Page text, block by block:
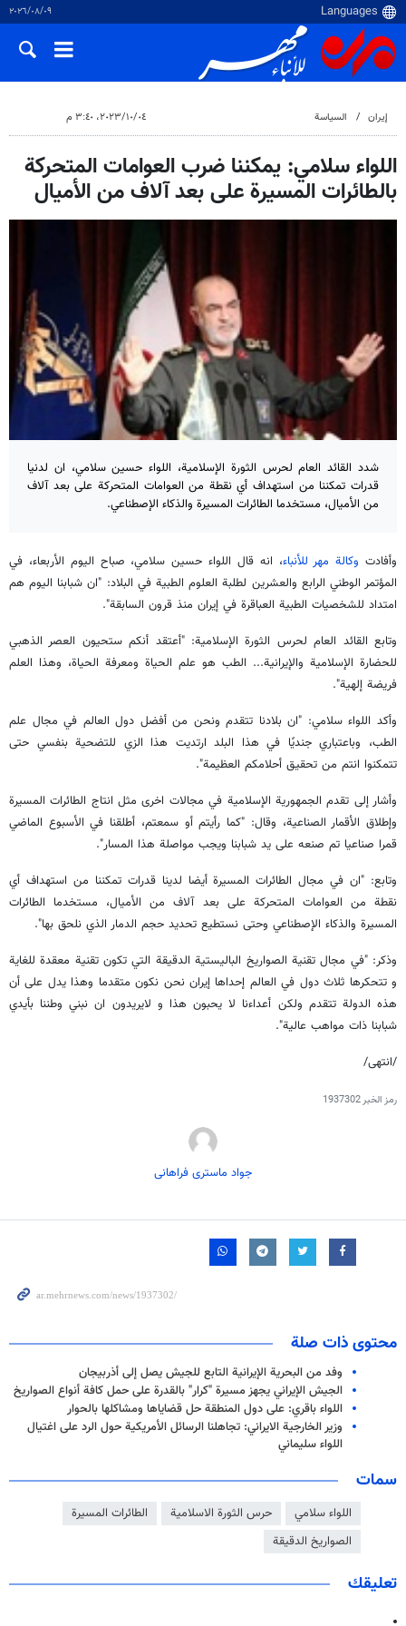
٠٩‏/٠٨‏/٢٠٢٦
إيران السياسة ٠٤‏/١٠‏/٢٠٢٣، ٣:٤٠ م
اللواء سلامي: يمكننا ضرب العوامات المتحركة
بالطائرات المسيرة على بعد آلاف من الأميال
شدد القائد العام لحرس الثورة الإسلامية، اللواء حسين سلامي، ان لدنيا
قدرات تمكننا من استهداف أي نقطة من العوامات المتحركة على بعد آلاف
من الأميال، مستخدما الطائرات المسيرة والذكاء الإصطناعي.
وأفادت وكالة مهر للأنباء، انه قال اللواء حسين سلامي، صباح اليوم الأربعاء، في
المؤتمر الوطني الرابع والعشرين لطلبة العلوم الطبية في البلاد: "ان شبابنا اليوم هم
امتداد للشخصيات الطبية العباقرة في إيران منذ قرون السابقة".
وتابع القائد العام لحرس الثورة الإسلامية: "أعتقد أنكم ستحيون العصر الذهبي
للحضارة الإسلامية والإيرانية... الطب هو علم الحياة ومعرفة الحياة، وهذا العلم
فريضة إلهية".
وأكد اللواء سلامي: "ان بلادنا تتقدم ونحن من أفضل دول العالم في مجال علم
الطب، وباعتباري جنديًا في هذا البلد ارتديت هذا الزي للتضحية بنفسي حتى
تتمكنوا انتم من تحقيق أحلامكم العظيمة".
وأشار إلى تقدم الجمهورية الإسلامية في مجالات اخرى مثل انتاج الطائرات المسيرة
وإطلاق الأقمار الصناعية، وقال: "كما رأيتم أو سمعتم، أطلقنا في الأسبوع الماضي
قمرا صناعيا تم صنعه على يد شبابنا ويجب مواصلة هذا المسار".
وتابع: "ان في مجال الطائرات المسيرة أيضا لدينا قدرات تمكننا من استهداف أي
نقطة من العوامات المتحركة على بعد آلاف من الأميال، مستخدما الطائرات
المسيرة والذكاء الإصطناعي وحتى نستطيع تحديد حجم الدمار الذي نلحق بها".
وذكر: "في مجال تقنية الصواريخ الباليستية الدقيقة التي تكون تقنية معقدة للغاية
و تتحكرها ثلاث دول في العالم إحداها إيران نحن نكون متقدما وهذا يدل على أن
هذه الدولة تتقدم ولكن أعداءنا لا يحبون هذا و لايريدون ان نبني وطننا بأيدي
شبابنا ذات مواهب عالية".
/انتهى/
رمز الخبر1937302
جواد ماستری فراهانی
محتوى ذات صلة
وفد من البحرية الإيرانية التابع للجيش يصل إلى أذربيجان
الجيش الإيراني يجهز مسيرة "كرار" بالقدرة على حمل كافة أنواع الصواريخ
اللواء باقري: على دول المنطقة حل قضاياها ومشاكلها بالحوار
وزير الخارجية الايراني: تجاهلنا الرسائل الأمريكية حول الرد على اغتيال
اللواء سليماني
سمات
اللواء سلامي حرس الثورة الاسلامية
الطائرات المسيرة
الصواريخ الدقيقة
تعليقك